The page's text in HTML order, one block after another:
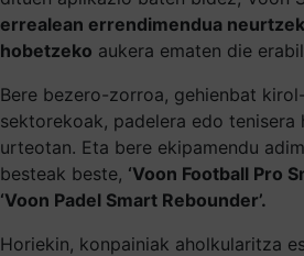
errealean errendimendua
hobetzeko aukera ematen die
Bere bezero-zorroa, gehienbat
sektorekoak, padelera edo tenisera
urteotan. Eta bere ekipamendu
besteak beste, ‘Voon Football Pro
‘Voon Padel Smart Rebounder’.
Horiekin, konpainiak aholkularitza